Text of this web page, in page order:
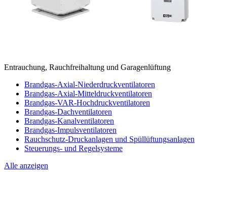
Entrauchung, Rauchfreihaltung und Garagenlüftung
Brandgas-Axial-Niederdruckventilatoren
Brandgas-Axial-Mitteldruckventilatoren
Brandgas-VAR-Hochdruckventilatoren
Brandgas-Dachventilatoren
Brandgas-Kanalventilatoren
Brandgas-Impulsventilatoren
Rauchschutz-Druckanlagen und Spüllüftungsanlagen
Steuerungs- und Regelsysteme
Alle anzeigen